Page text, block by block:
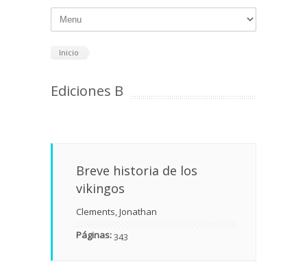
Inicio
Ediciones B
Breve historia de los
vikingos
Clements, Jonathan
Páginas:343